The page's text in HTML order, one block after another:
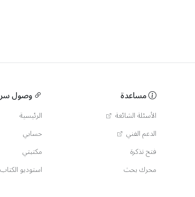
مساعدة
الأسئلة الشائعة
الدعم الفني
فتح تذكرة
محرك بحث
وصول
الرئيسية
حسابي
مكتبتي
استوديو الكتاب